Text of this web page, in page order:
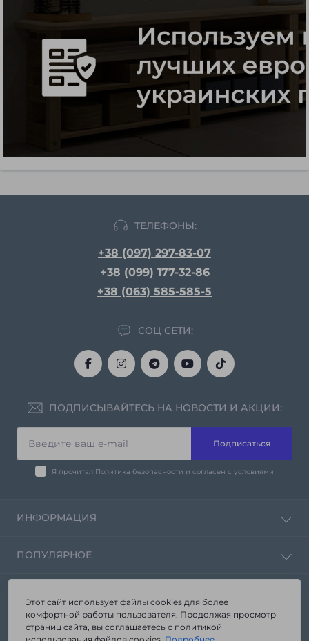
ТЕЛЕФОНЫ:
+38 (097) 297-83-07
+38 (099) 177-32-86
+38 (063) 585-585-5
СОЦ СЕТИ:
ПОДПИСЫВАЙТЕСЬ НА НОВОСТИ И АКЦИИ:
Подписаться
Я прочитал Политика безопасности и согласен с условиями
ИНФОРМАЦИЯ
Контакты
Возврат товара
Производители
Акции
ПОПУЛЯРНОЕ
Зеркала от производителя «Seria-A»
Корпусная мебель
Мебель в ванную комнату
Мебель из стекла
г. Запорожье ул. Стартовая 3а
МЕССЕНДЖЕРЫ
Этот сайт использует файлы cookies для более
комфортной работы пользователя. Продолжая просмотр
страниц сайта, вы соглашаетесь с политикой